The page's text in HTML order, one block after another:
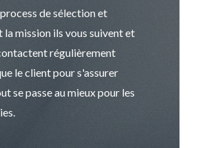
de sélection et
la mission ils vous suivent et
régulièrement
le client pour s'assurer
se passe au mieux pour les